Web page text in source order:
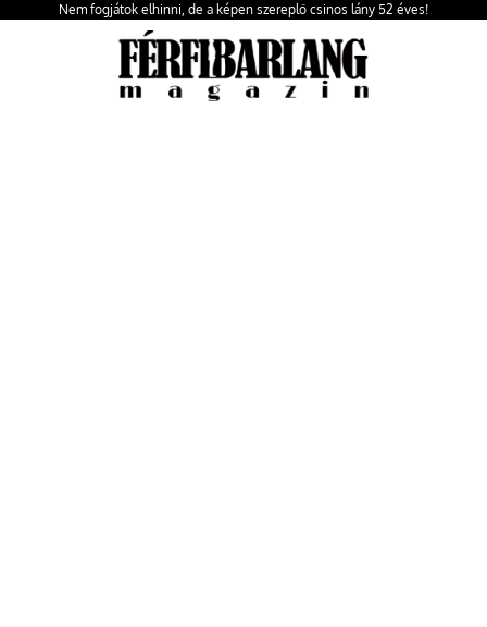
Nem fogjátok elhinni, de a képen szereplő csinos lány 52 éves!